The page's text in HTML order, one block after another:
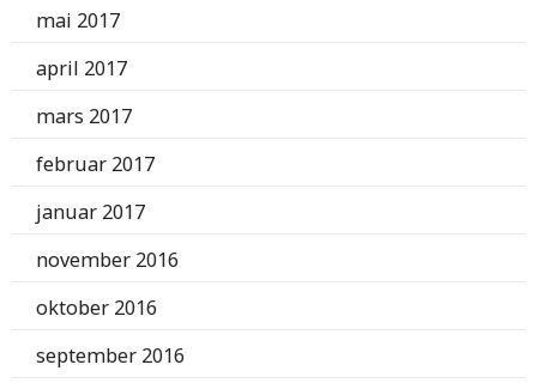
mai 2017
april 2017
mars 2017
februar 2017
januar 2017
november 2016
oktober 2016
september 2016